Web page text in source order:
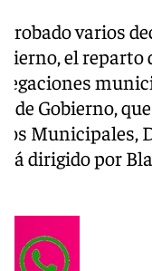
varios
el
de Gobierno,
Municipales,
dirigido por